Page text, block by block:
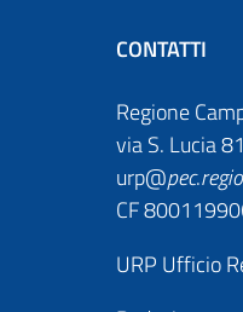
CONTATTI
Regione
via S. Lucia
urp@pec.
CF
URP Ufficio